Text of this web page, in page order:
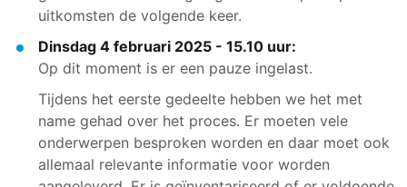
uitkomsten de volgende keer.
Dinsdag 4 februari 2025 - 15.10 uur:
Op dit moment is er een pauze ingelast.
Tijdens het eerste gedeelte hebben we het met
name gehad over het proces. Er moeten vele
onderwerpen besproken worden en daar moet ook
allemaal relevante informatie voor worden